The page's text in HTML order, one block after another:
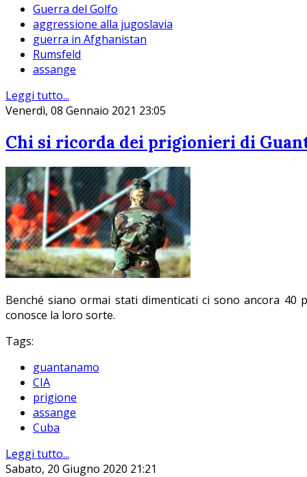
Guerra del Golfo
aggressione alla jugoslavia
guerra in Afghanistan
Rumsfeld
assange
Leggi tutto...
Venerdì, 08 Gennaio 2021 23:05
Chi si ricorda dei prigionieri di
Benché siano ormai stati dimenticati ci sono ancora 40
conosce la loro sorte.
Tags:
guantanamo
CIA
prigione
assange
Cuba
Leggi tutto...
Sabato, 20 Giugno 2020 21:21